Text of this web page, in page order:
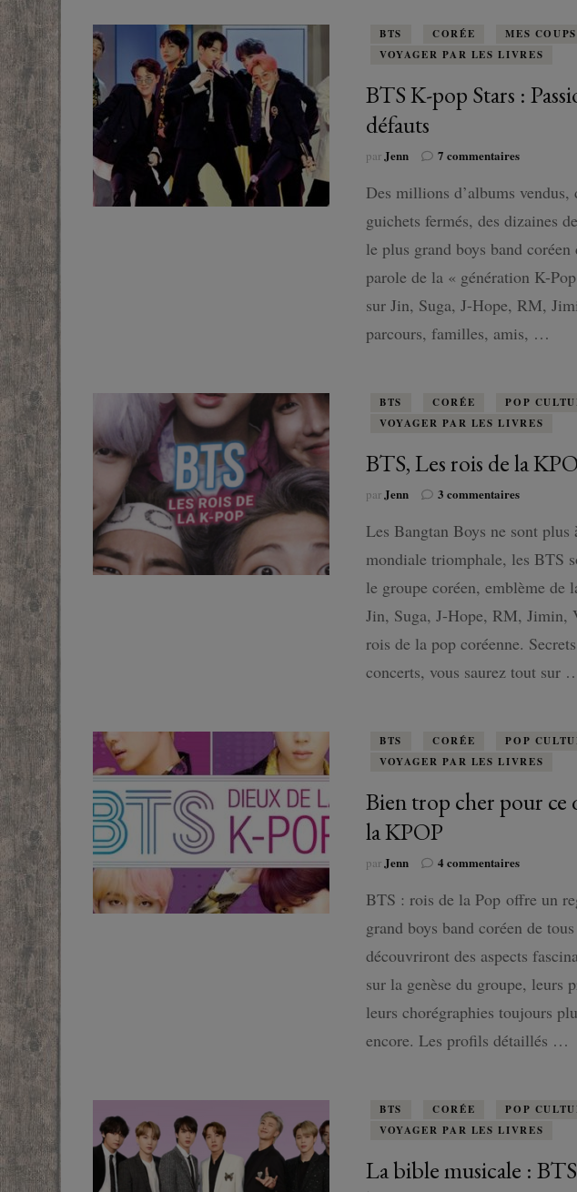
BTS CORÉE MES
VOYAGER PAR LES LIVRES
BTS K-pop Stars :
défauts
parJenn 7 commentairessur
K-
Stars
:
malgré
ses
défauts
Des millions d’albums vendus,
guichets fermés, des dizaines
le plus grand boys band
parole de la « génération K-
sur Jin, Suga, J-Hope, RM,
parcours, familles, amis, …
BTS CORÉE
POP
VOYAGER PAR LES LIVRES
BTS, Les rois de la
parJenn 3 commentairessur
Les
de
la
:
!
Les Bangtan Boys ne sont
mondiale triomphale, les BTS
le groupe coréen, emblème de
Jin, Suga, J-Hope, RM, Jimin,
rois de la pop coréenne.
concerts, vous saurez tout sur
BTS CORÉE
POP
VOYAGER PAR LES LIVRES
Bien trop cher pour ce
la KPOP
parJenn 4 commentairessur
trop
pour
ce
c’est
:
BTS,
Dieux
BTS : rois de la Pop offre un
grand boys band coréen de
découvriront des aspects
sur la genèse du groupe, leurs
leurs chorégraphies toujours
encore. Les profils détaillés …
BTS CORÉE
POP
VOYAGER PAR LES LIVRES
La bible musicale :